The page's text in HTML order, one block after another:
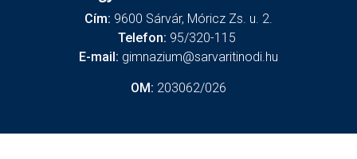
Cím: 9600 Sárvár, Móricz Zs. u. 2.
Telefon: 95/320-115
E-mail: gimnazium@sarvaritinodi.hu
OM: 203062/026